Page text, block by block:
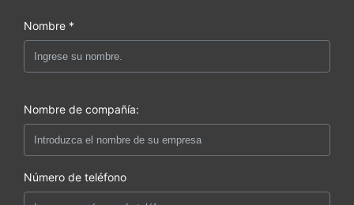
Nombre *
Nombre de compañía:
Número de teléfono